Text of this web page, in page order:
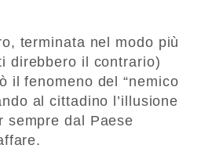
terminata nel modo più
direbbero il contrario)
il fenomeno del “nemico
al cittadino l’illusione
sempre dal Paese